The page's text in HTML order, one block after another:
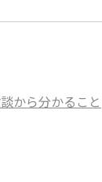
から分かること